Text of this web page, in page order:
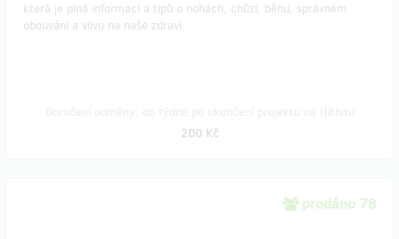
která je plná informací a tipů o nohách, chůzi, běhu, správném
obouvání a vlivu na naše zdraví.
200 Kč
prodáno 78